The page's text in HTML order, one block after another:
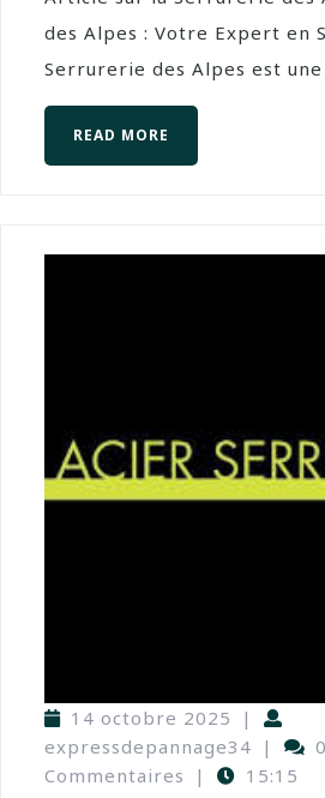
des Alpes : Votre Expert en
Serrurerie des Alpes est une
READ MORE
14 octobre 2025
|
expressdepannage34 |
0
Commentaires
| 15:15